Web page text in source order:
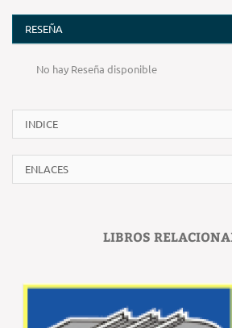
RESEÑA
No hay Reseña disponible
INDICE
ENLACES
LIBROS